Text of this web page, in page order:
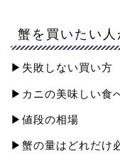
蟹を買いたい
▶︎失敗しない買い方
▶︎カニの美味しい食
▶︎値段の相場
▶︎蟹の量はどれだけ